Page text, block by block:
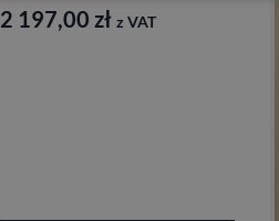
2 197,00 zł z VAT